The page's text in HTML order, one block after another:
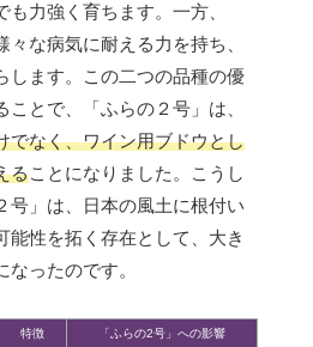
力強く育ちます。一方、
々な病気に耐える力を持ち、
します。この二つの品種の優
とで、「ふらの２号」は、
でなく、ワイン用ブドウとし
ることになりました。こうし
号」は、日本の風土に根付い
能性を拓く存在として、大き
ったのです。
特徴 「ふらの2号」への影響